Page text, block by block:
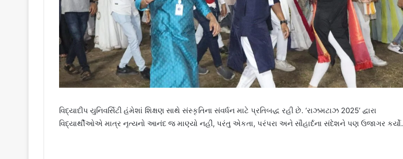
વિદ્યાદીપ યુનિવર્સિટી હંમેશાં શિક્ષણ સાથે સંસ્કૃતિના સંવર્ધન માટે પ્રતિબદ્ધ રહી છે. ‘રાઝમટાઝ 2025’ દ્વારા
વિદ્યાર્થીઓએ માત્ર નૃત્યનો આનંદ જ માણ્યો નહીં, પરંતુ એકતા, પરંપરા અને સૌહાર્દના સંદેશને પણ ઉજાગર કર્યો.